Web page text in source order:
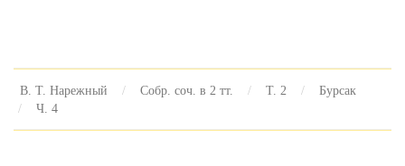
В. Т. Нарежный Собр. соч. в 2 тт. Т. 2
Бурсак
Ч. 4